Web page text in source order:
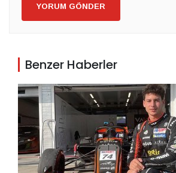
YORUM GÖNDER
Benzer Haberler